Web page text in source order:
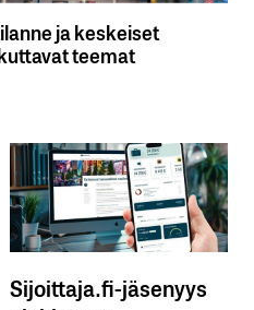
ja keskeiset
teemat
Sijoittaja.fi-jäsenyys